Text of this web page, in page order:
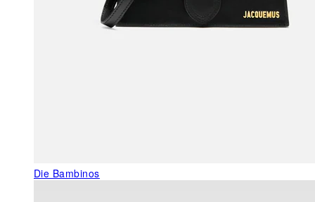
Die Bambinos